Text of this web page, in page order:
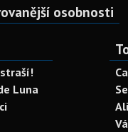
osobnosti
Luna